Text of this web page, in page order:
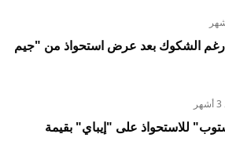
يقفز 6% رغم الشكوك بعد عرض استحواذ من "جيم
للاستحواذ على "إيباي" بقيمة